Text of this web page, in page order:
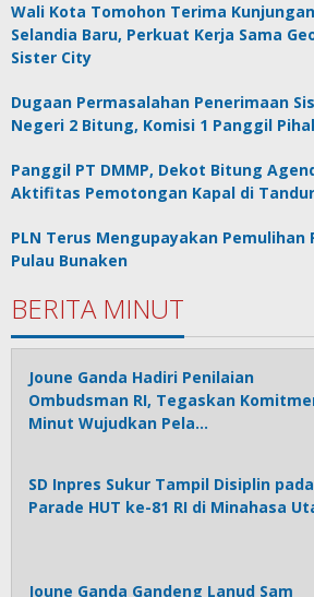
Wali Kota Tomohon Terima
Selandia Baru, Perkuat Kerja Sama
Sister City
Dugaan Permasalahan Penerimaan
Negeri 2 Bitung, Komisi 1 Panggil
Panggil PT DMMP, Dekot Bitung
Aktifitas Pemotongan Kapal di
PLN Terus Mengupayakan
Pulau Bunaken
BERITA MINUT
Joune Ganda Hadiri Penilaian
Ombudsman RI, Tegaskan
Minut Wujudkan Pela…
SD Inpres Sukur Tampil Disiplin pada
Parade HUT ke-81 RI di Minahasa
Joune Ganda Gandeng Lanud Sam